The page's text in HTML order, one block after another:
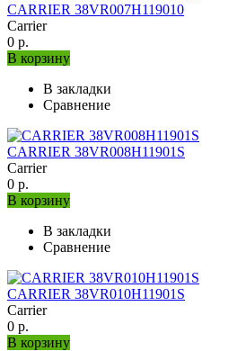
CARRIER 38VR007H119010
Carrier
0 р.
В корзину
В закладки
Сравнение
CARRIER 38VR008H11901S
Carrier
0 р.
В корзину
В закладки
Сравнение
CARRIER 38VR010H11901S
Carrier
0 р.
В корзину